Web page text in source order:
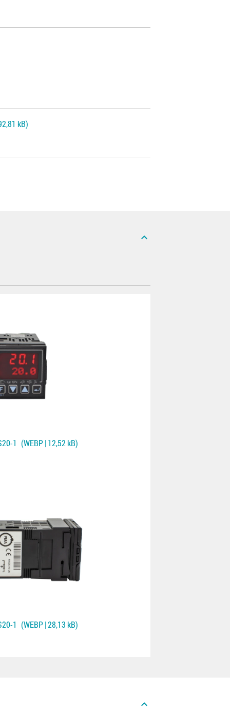
kB)
expand_less
1 (WEBP | 12,52 kB)
1 (WEBP | 28,13 kB)
expand_less